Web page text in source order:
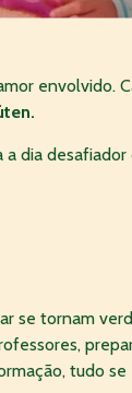
envolvido.
dia
se tornam
tudo se